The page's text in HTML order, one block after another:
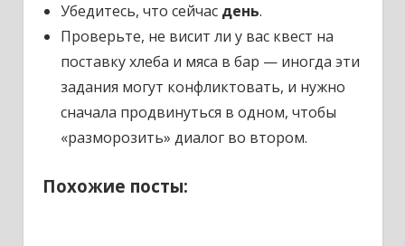
Убедитесь, что сейчас день.
Проверьте, не висит ли у вас квест на
поставку хлеба и мяса в бар — иногда эти
задания могут конфликтовать, и нужно
сначала продвинуться в одном, чтобы
«разморозить» диалог во втором.
Похожие посты: